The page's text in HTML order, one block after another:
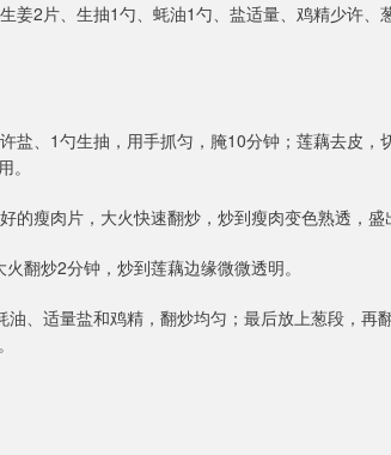
姜2片、生抽1勺、蚝油1勺、盐适量、鸡精少许、
盐、1勺生抽，用手抓匀，腌10分钟；莲藕去皮，
。
瘦肉片，大火快速翻炒，炒到瘦肉变色熟透，盛
翻炒2分钟，炒到莲藕边缘微微透明。
、适量盐和鸡精，翻炒均匀；最后放上葱段，再